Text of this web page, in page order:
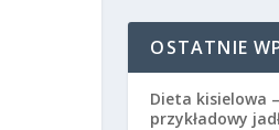
OSTATNIE
Dieta kisielowa
przykładowy